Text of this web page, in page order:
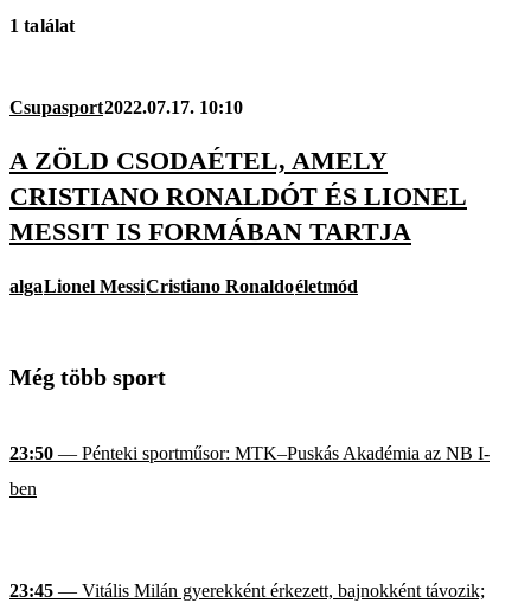
1 találat
Csupasport2022.07.17. 10:10
A ZÖLD CSODAÉTEL, AMELY
CRISTIANO RONALDÓT ÉS LIONEL
MESSIT IS FORMÁBAN TARTJA
algaLionel MessiCristiano Ronaldoéletmód
Még több sport
23:50 — Pénteki sportműsor: MTK–Puskás Akadémia az NB I-
ben
23:45 — Vitális Milán gyerekként érkezett, bajnokként távozik;